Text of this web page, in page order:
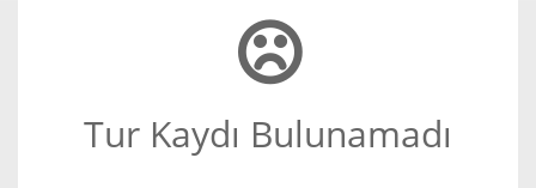
Tur Kaydı Bulunamadı